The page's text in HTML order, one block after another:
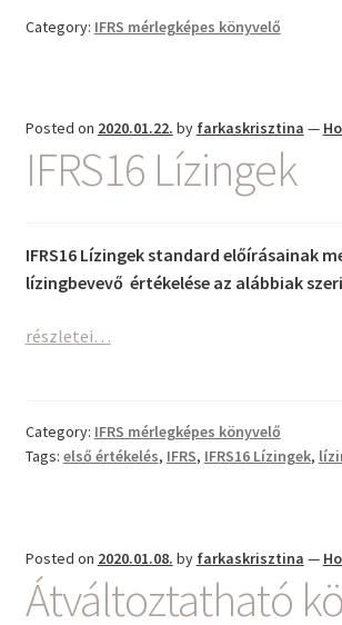
Category: IFRS mérlegképes könyvelő
Posted on 2020.01.22. by farkaskrisztina —
IFRS16 Lízingek
IFRS16 Lízingek standard előírásainak
lízingbevevő értékelése az alábbiak
IFRS16
részletei…
Category: IFRS mérlegképes könyvelő
Tags: első értékelés, IFRS, IFRS16 Lízingek,
Posted on 2020.01.08. by farkaskrisztina —
Átváltoztatható